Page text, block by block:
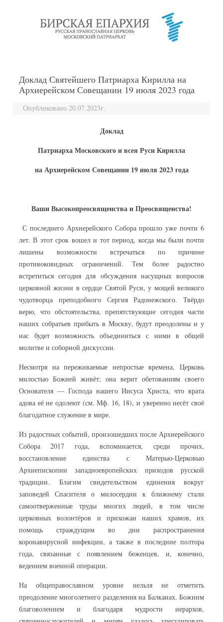
Доклад Святейшего Патриарха Кирилла на
Архиерейском Совещании 19 июля 2023 года
Опубликовано 20.07.2023г.
Доклад
Патриарха Московского и всея Руси Кирилла
на Архиерейском Совещании 19 июля 2023 года
Ваши Высокопреосвященства и Преосвященства!
С последнего Архиерейского Собора прошло уже почти 6
лет. В этот срок вошел и тот период, когда мы были почти
лишены возможности встречаться по причине
противоковидных ограничений. Тем более радостно
встретиться сегодня для обсуждения насущных вопросов
церковной жизни в сердце Святой Руси, у мощей великого
чудотворца преподобного Сергия Радонежского. Твёрдо
верю, что обстоятельства, препятствующие сегодня части
наших собратьев прибыть в Москву, будут преодолены и у
нас будет возможность объединиться с ними в общей
молитве и соборной дискуссии.
Несмотря на переживаемые непростые времена, Церковь
милостью Божией живёт; она верит обетованиям своего
Основателя — Господа нашего Иисуса Христа, что врата
адова её не одолеют (см. Мф. 16, 18), и уверенно несёт своё
благодатное служение в мире.
Из радостных событий, произошедших после Архиерейского
Собора 2017 года, вспоминается, среди прочих,
восстановление единства с Матерью-Церковью
Архиепископии западноевропейских приходов русской
традиции. Благим свидетельством единения вокруг
заповедей Спасителя о милосердии к ближнему стали
самоотверженные труды многих людей, в том числе
церковных волонтёров и прихожан наших храмов, их
помощь страждущим во дни распространения
коронавирусной инфекции, а также в последние полтора
года, связанные с появлением беженцев, и, конечно,
ведением военной операции.
На общеправославном уровне нельзя не отметить
преодоление многолетнего разделения на Балканах. Божиим
благоволением и благодаря мудрости иерархов,